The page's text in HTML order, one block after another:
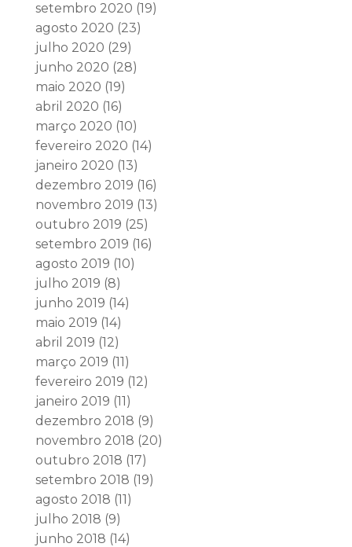
setembro 2020 (19)
agosto 2020 (23)
julho 2020 (29)
junho 2020 (28)
maio 2020 (19)
abril 2020 (16)
março 2020 (10)
fevereiro 2020 (14)
janeiro 2020 (13)
dezembro 2019 (16)
novembro 2019 (13)
outubro 2019 (25)
setembro 2019 (16)
agosto 2019 (10)
julho 2019 (8)
junho 2019 (14)
maio 2019 (14)
abril 2019 (12)
março 2019 (11)
fevereiro 2019 (12)
janeiro 2019 (11)
dezembro 2018 (9)
novembro 2018 (20)
outubro 2018 (17)
setembro 2018 (19)
agosto 2018 (11)
julho 2018 (9)
junho 2018 (14)